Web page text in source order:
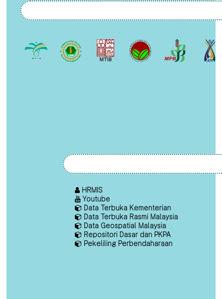
HRMIS
Youtube
Data Terbuka Kementerian
Data Terbuka Rasmi Malaysia
Data Geospatial Malaysia
Repositori Dasar dan PKPA
Pekeliling Perbendaharaan